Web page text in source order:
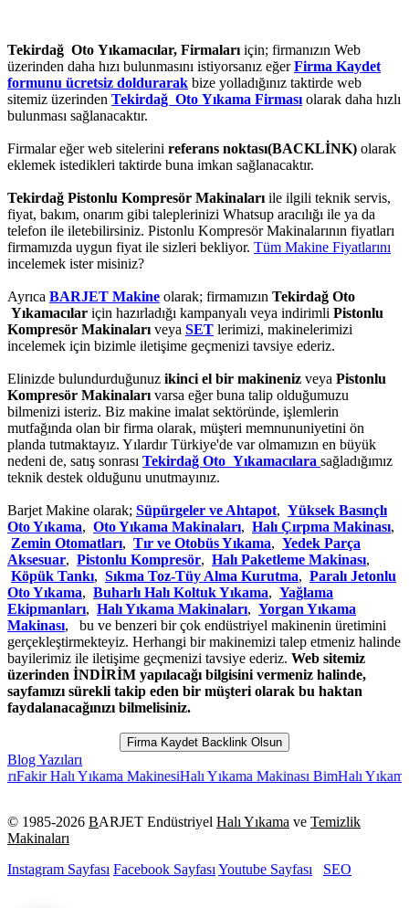
Tekirdağ Oto Yıkamacılar, Firmalarıiçin; firmanızın Web
üzerinden daha hızı bulunmasını istiyorsanız eğerFirma Kaydet
formunu ücretsiz doldurarak bize yolladığınız taktirde web
sitemiz üzerinden Tekirdağ Oto Yıkama Firmasıolarak daha hızlı
bulunması sağlanacaktır.
Firmalar eğer web sitelerini referans noktası(BACKLİNK) olarak
eklemek istedikleri taktirde buna imkan sağlanacaktır.
Tekirdağ Pistonlu Kompresör Makinalarıile ilgili teknik servis,
fiyat, bakım, onarım gibi taleplerinizi Whatsup aracılığı ile ya da
telefon ile iletebilirsiniz. Pistonlu Kompresör Makinalarının fiyatları
firmamızda uygun fiyat ile sizleri bekliyor. Tüm Makine Fiyatlarını
incelemek ister misiniz?
Ayrıca BARJET Makine olarak; firmamızın Tekirdağ Oto
Yıkamacılar için hazırladığı kampanyalı veya indirimli Pistonlu
Kompresör Makinalarıveya SET lerimizi, makinelerimizi
incelemek için bizimle iletişime geçmenizi tavsiye ederiz.
Elinizde bulundurduğunuz ikinci el bir makineniz veya Pistonlu
Kompresör Makinalarıvarsa eğer buna talip olduğumuzu
bilmenizi isteriz. Biz makine imalat sektöründe, işlemlerin
mutfağında olan bir firma olarak, müşteri memnununiyetini ön
planda tutmaktayız. Yılardır Türkiye'de var olmamızın en büyük
nedeni de, satış sonrası Tekirdağ Oto Yıkamacılara sağladığımız
teknik destek olduğunu unutmayınız.
Barjet Makine olarak; Süpürgeler ve Ahtapot, Yüksek Basınçlı
Oto Yıkama, Oto Yıkama Makinaları, Halı Çırpma Makinası,
Zemin Otomatları, Tır ve Otobüs Yıkama, Yedek Parça
Aksesuar, Pistonlu Kompresör, Halı Paketleme Makinası,
Köpük Tankı, Sıkma Toz-Tüy Alma Kurutma, Paralı Jetonlu
Oto Yıkama, Buharlı Halı Koltuk Yıkama, Yağlama
Ekipmanları, Halı Yıkama Makinaları, Yorgan Yıkama
Makinası, bu ve benzeri bir çok endüstriyel makinenin üretimini
gerçekleştirmekteyiz. Herhangi bir makinemizi talep etmeniz halinde
bayilerimiz ile iletişime geçmenizi tavsiye ederiz. Web sitemiz
üzerinden İNDİRİM yapılacağı bilgisini vermeniz halinde,
sayfamızı sürekli takip eden bir müşteri olarak bu haktan
faydalanacağınızı bilmelisiniz.
Firma Kaydet Backlink Olsun
Blog Yazıları
Yıkama MakinesiHalı Yıkama Makinası BimHalı Yıkama
© 1985-2026 BARJET Endüstriyel Halı Yıkama ve Temizlik
Makinaları
Instagram Sayfası Facebook SayfasıYoutube Sayfası SEO